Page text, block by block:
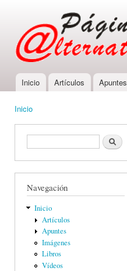
Main menu
Inicio Artículos Apuntes
Inicio
Formulario de búsquedaBuscar
Navegación
Inicio
Artículos
Apuntes
Imágenes
Libros
Vídeos